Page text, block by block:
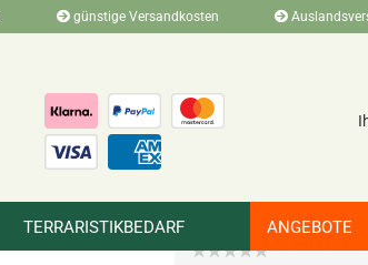
günstige Versandkosten
TERRARISTIKBEDARF ANGEBOTE